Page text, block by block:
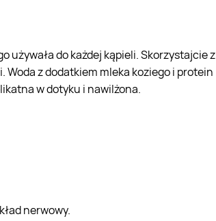
używała do każdej kąpieli. Skorzystajcie z
z dodatkiem mleka koziego i protein
w dotyku i nawilżona.
nerwowy.